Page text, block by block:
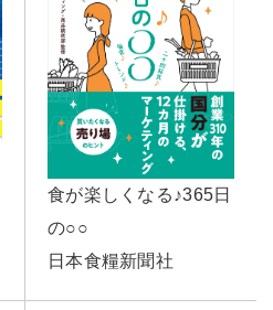
食が楽しくなる♪365日
の○○
日本食糧新聞社